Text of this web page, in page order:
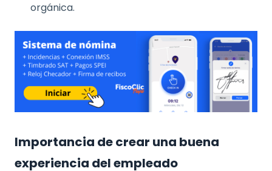
orgánica.
Importancia de crear una buena
experiencia del empleado